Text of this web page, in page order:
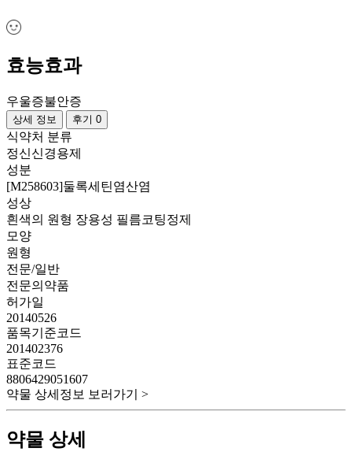
효능효과
우울증불안증
상세 정보 후기 0
식약처 분류
정신신경용제
성분
[M258603]둘록세틴염산염
성상
흰색의 원형 장용성 필름코팅정제
모양
원형
전문/일반
전문의약품
허가일
20140526
품목기준코드
201402376
표준코드
8806429051607
약물 상세정보 보러가기 >
약물 상세